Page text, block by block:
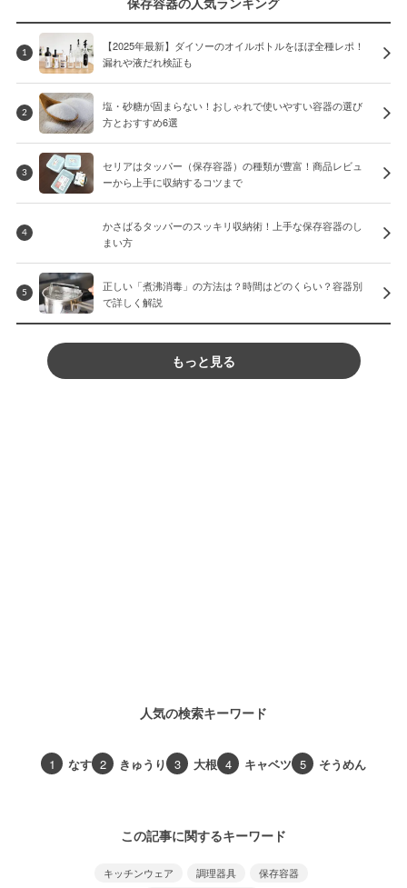
1
【2025年最新】ダイソーのオイルボトルをほぼ全種レポ！
漏れや液だれ検証も
2
塩・砂糖が固まらない！おしゃれで使いやすい容器の選び
方とおすすめ6選
3
セリアはタッパー（保存容器）の種類が豊富！商品レビュ
ーから上手に収納するコツまで
4
かさばるタッパーのスッキリ収納術！上手な保存容器のし
まい方
5
正しい「煮沸消毒」の方法は？時間はどのくらい？容器別
で詳しく解説
もっと見る
人気の検索キーワード
1 なす 2 きゅうり 3 大根 4 キャベツ 5 そうめん
この記事に関するキーワード
キッチンウェア 調理器具 保存容器